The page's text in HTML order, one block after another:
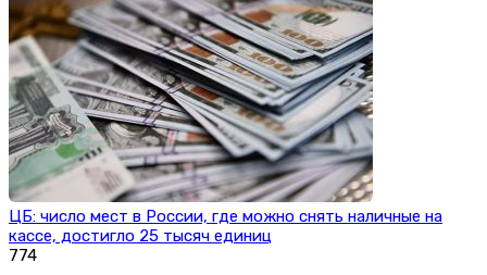
ЦБ: число мест в России, где можно снять наличные на
кассе, достигло 25 тысяч единиц
774